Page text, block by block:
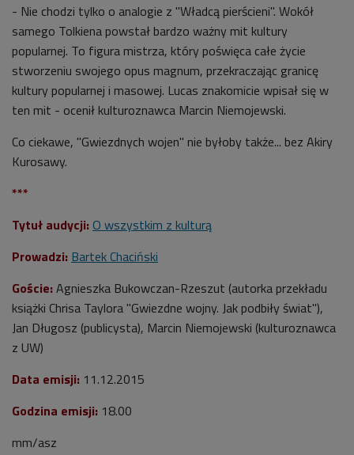
- Nie chodzi tylko o analogie z "Władcą pierścieni". Wokół
samego Tolkiena powstał bardzo ważny mit kultury
popularnej. To figura mistrza, który poświęca całe życie
stworzeniu swojego opus magnum, przekraczając granicę
kultury popularnej i masowej. Lucas znakomicie wpisał się w
ten mit - ocenił kulturoznawca Marcin Niemojewski.
Co ciekawe, "Gwiezdnych wojen" nie byłoby także... bez Akiry
Kurosawy.
***
Tytuł audycji: O wszystkim z kulturą
Prowadzi: Bartek Chaciński
Goście: Agnieszka Bukowczan-Rzeszut (autorka przekładu
książki Chrisa Taylora "Gwiezdne wojny. Jak podbiły świat"),
Jan Długosz (publicysta), Marcin Niemojewski (kulturoznawca
z UW)
Data emisji: 11.12.2015
Godzina emisji: 18.00
mm/asz